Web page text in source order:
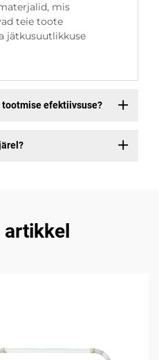
mis
teie toote
jätkusuutlikkuse
efektiivsuse?
artikkel